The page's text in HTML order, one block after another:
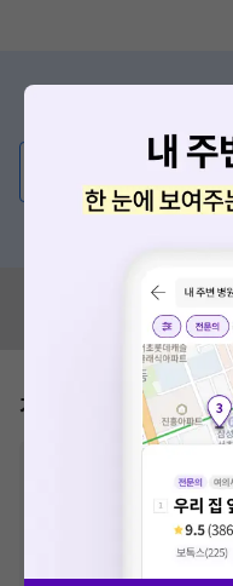
💬 무엇이든 물어보세요
혹은, 의료상담 서
혹시 잘못된 병원정보가
모두닥 팀에 알려주세요!
가격표
한 가격은 해당 의료기관에 직접
급여 항목의 경우, 건강보험
격입니다. (진료와 연관된 복합
산정될 수 있는 점 참고 바랍니
※ 이벤트가, 할인가는VAT 포